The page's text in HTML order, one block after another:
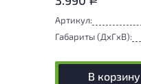
Артикул:
Габариты (ДxГxВ):
В корзину